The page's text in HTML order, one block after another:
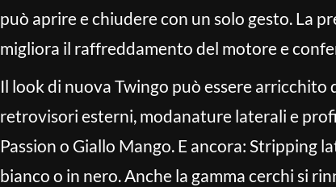
può aprire e chiudere con un solo gesto. La
migliora il raffreddamento del motore e
Il look di nuova Twingo può essere arricchito
retrovisori esterni, modanature laterali e
Passion o Giallo Mango. E ancora: Stripping
bianco o in nero. Anche la gamma cerchi si